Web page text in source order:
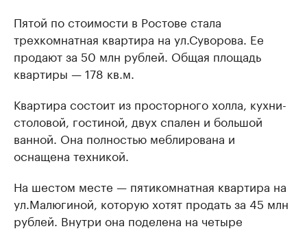
Пятой по стоимости в Ростове стала
трехкомнатная квартира на ул.Суворова. Ее
продают за 50 млн рублей. Общая площадь
квартиры — 178 кв.м.
Квартира состоит из просторного холла, кухни-
столовой, гостиной, двух спален и большой
ванной. Она полностью меблирована и
оснащена техникой.
На шестом месте — пятикомнатная квартира на
ул.Малюгиной, которую хотят продать за 45 млн
рублей. Внутри она поделена на четыре